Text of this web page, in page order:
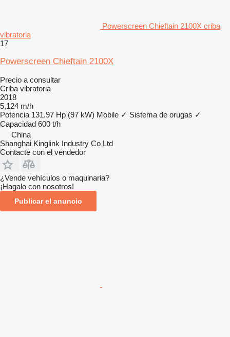
Powerscreen Chieftain 2100X criba
vibratoria
17
Powerscreen Chieftain 2100X
Precio a consultar
Criba vibratoria
2018
5,124 m/h
Potencia 131.97 Hp (97 kW) Mobile ✓ Sistema de orugas ✓
Capacidad 600 t/h
China
Shanghai Kinglink Industry Co Ltd
Contacte con el vendedor
¿Vende vehículos o maquinaria?
¡Hagalo con nosotros!
Publicar el anuncio